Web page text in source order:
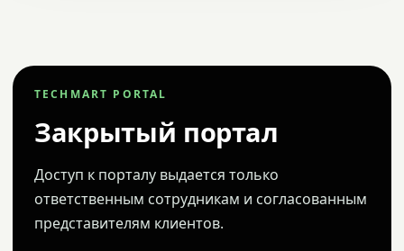
TECHMART PORTAL
Закрытый портал
Доступ к порталу выдается только
ответственным сотрудникам и согласованным
представителям клиентов.